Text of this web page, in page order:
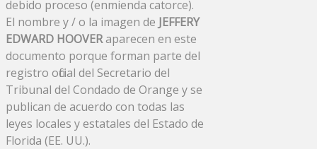
debido proceso (enmienda catorce).
El nombre y / o la imagen de JEFFERY
EDWARD HOOVERaparecen en este
documento porque forman parte del
registro oficial del Secretario del
Tribunal del Condado de Orange y se
publican de acuerdo con todas las
leyes locales y estatales del Estado de
Florida (EE. UU.).